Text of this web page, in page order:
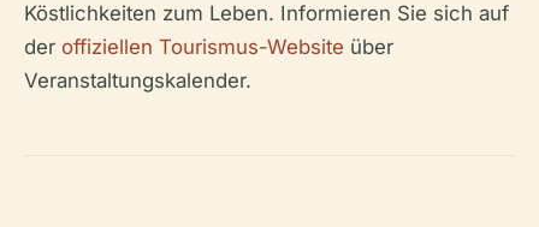
Köstlichkeiten zum Leben. Informieren Sie sich auf
der offiziellen Tourismus-Website über
Veranstaltungskalender.